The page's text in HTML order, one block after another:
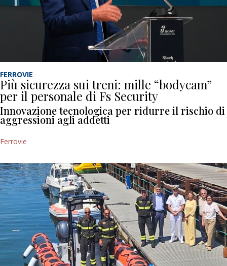
FERROVIE
Più sicurezza sui treni: mille “bodycam”
per il personale di Fs Security
Innovazione tecnologica per ridurre il rischio di
aggressioni agli addetti
Ferrovie